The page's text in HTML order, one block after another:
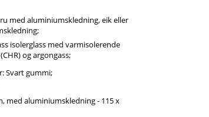
med aluminiumskledning, eik eller
isolerglass med varmisolerende
og argongass;
Svart gummi;
med aluminiumskledning - 115 x